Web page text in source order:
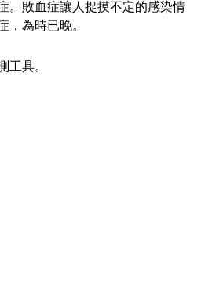
。敗血症讓人捉摸不定的感染情
為時已晚。
具。